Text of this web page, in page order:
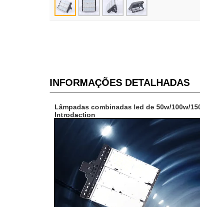
INFORMAÇÕES DETALHADAS
Lâmpadas combinadas led de 50w/100w/
Introdaction